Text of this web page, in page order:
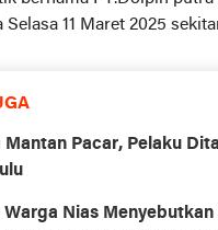
Selasa 11 Maret 2025
Mantan Pacar, Pelaku
Nias Menyebutkan